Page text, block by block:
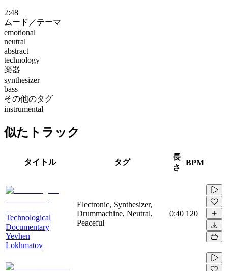
2:48
ムード／テーマ
emotional
neutral
abstract
technology
楽器
synthesizer
bass
その他のタグ
instrumental
似たトラック
タイトル タグ
長
さ
BPM
Technological
Documentary
Yevhen
Lokhmatov
Electronic, Synthesizer,
Drummachine, Neutral,
Peaceful
0:40 120